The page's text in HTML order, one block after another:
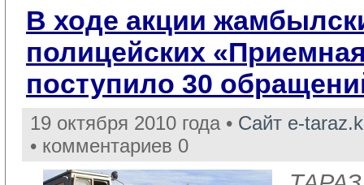
В ходе акции
полицейских
поступило 30
19 октября 2010 года • Сайт e-
• комментариев 0